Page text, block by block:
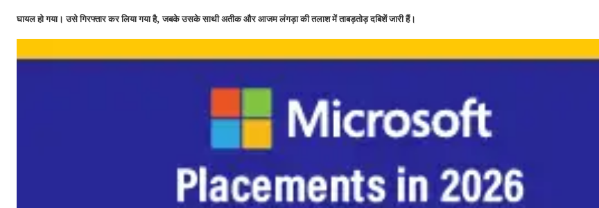
घायल हो गया। उसे गिरफ्तार कर लिया गया है,जबके उसके साथी अतीक और आजम लंगड़ा की तलाश में ताबड़तोड़ दबिशें जारी हैं।